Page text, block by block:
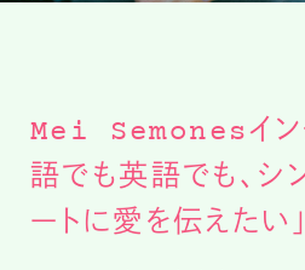
Mei Semonesイン
語でも英語でも、シ
ートに愛を伝えたい」